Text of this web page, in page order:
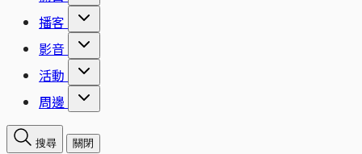
播客
影音
活動
周邊
搜尋 關閉